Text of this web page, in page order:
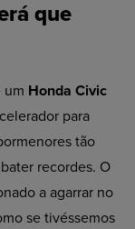
que
um Honda Civic
para
tão
recordes. O
a agarrar no
se tivéssemos